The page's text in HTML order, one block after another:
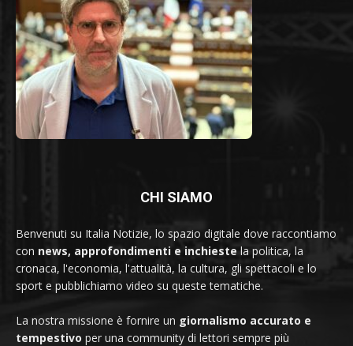
CHI SIAMO
Benvenuti su Italia Notizie, lo spazio digitale dove raccontiamo
con news, approfondimenti e inchieste la politica, la
cronaca, l'economia, l'attualità, la cultura, gli spettacoli e lo
sport e pubblichiamo video su queste tematiche.
La nostra missione è fornire un giornalismo accurato e
tempestivo per una community di lettori sempre più